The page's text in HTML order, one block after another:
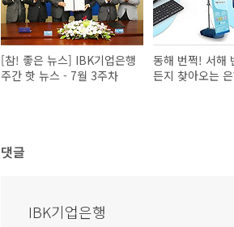
[참! 좋은 뉴스] IBK기업은행
주간 핫 뉴스 - 7월 3주차
동해 번쩍! 서해
든지 찾아오는
댓글
IBK기업은행